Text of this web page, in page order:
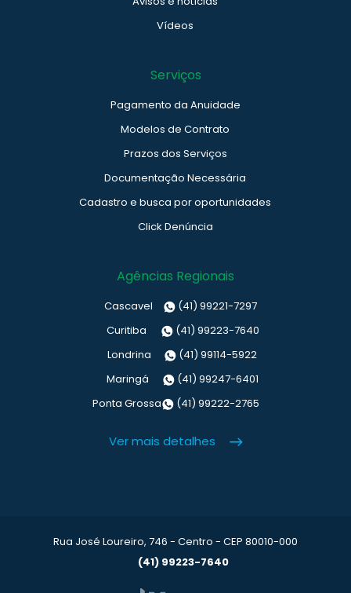
Vídeos
Serviços
Pagamento da Anuidade
Modelos de Contrato
Prazos dos Serviços
Documentação Necessária
Cadastro e busca por oportunidades
Click Denúncia
Agências Regionais
Cascavel
(41) 99221-7297
Curitiba
(41) 99223-7640
Londrina
(41) 99114-5922
Maringá
(41) 99247-6401
Ponta Grossa
(41) 99222-2765
Ver mais detalhes
Rua José Loureiro, 746 - Centro - CEP 80010-000
(41) 99223-7640